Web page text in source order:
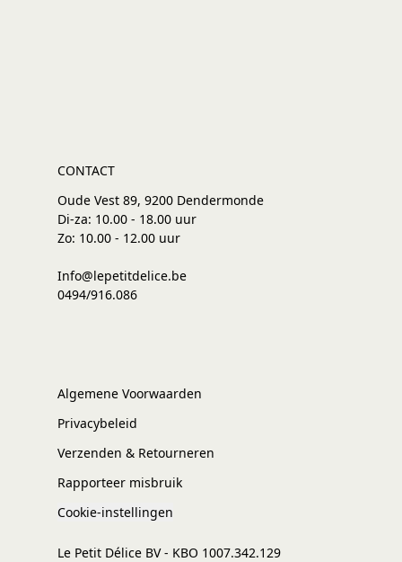
CONTACT
Oude Vest 89, 9200 Dendermonde
Di-za: 10.00 - 18.00 uur
Zo: 10.00 - 12.00 uur
Info@lepetitdelice.be
0494/916.086
Algemene Voorwaarden
Privacybeleid
Verzenden & Retourneren
Rapporteer misbruik
Cookie-instellingen
Le Petit Délice BV - KBO 1007.342.129